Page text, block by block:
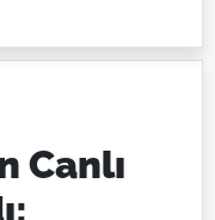
Canlı